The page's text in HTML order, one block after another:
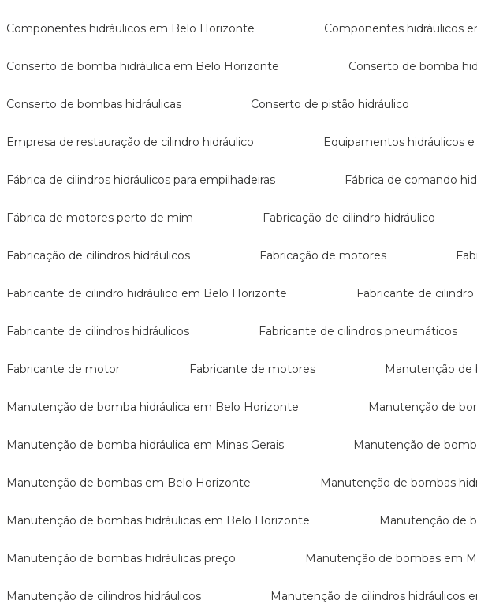
Componentes hidráulicos em Belo Horizonte Componentes hidráulicos
Conserto de bomba hidráulica em Belo Horizonte Conserto de bomba
Conserto de bombas hidráulicas Conserto de pistão hidráulico
Empresa de restauração de cilindro hidráulico Equipamentos hidráulicos
Fábrica de cilindros hidráulicos para empilhadeiras Fábrica de comando
Fábrica de motores perto de mim Fabricação de cilindro hidráulico
Fabricação de cilindros hidráulicos Fabricação de motores
Fabricante de cilindro hidráulico em Belo Horizonte Fabricante de
Fabricante de cilindros hidráulicos Fabricante de cilindros pneumáticos
Fabricante de motor Fabricante de motores Manutenção
Manutenção de bomba hidráulica em Belo Horizonte Manutenção de
Manutenção de bomba hidráulica em Minas Gerais Manutenção de
Manutenção de bombas em Belo Horizonte Manutenção de bombas
Manutenção de bombas hidráulicas em Belo Horizonte Manutenção de
Manutenção de bombas hidráulicas preço Manutenção de bombas em
Manutenção de cilindros hidráulicos Manutenção de cilindros hidráulicos